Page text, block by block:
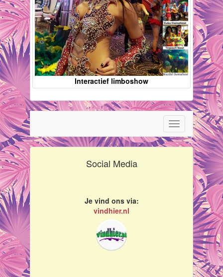
Interactief limboshow
Toggle
navigation
Social Media
Je vind ons via:
vindhier.nl